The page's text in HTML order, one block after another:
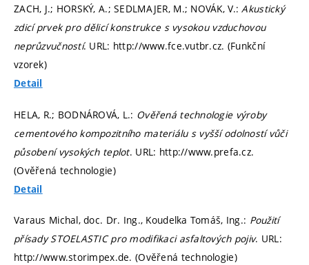
ZACH, J.; HORSKÝ, A.; SEDLMAJER, M.; NOVÁK, V.:Akustický
zdicí prvek pro dělicí konstrukce s vysokou vzduchovou
neprůzvučností. URL: http://www.fce.vutbr.cz. (Funkční
vzorek)
Detail
HELA, R.; BODNÁROVÁ, L.: Ověřená technologie výroby
cementového kompozitního materiálu s vyšší odolností vůči
působení vysokých teplot. URL: http://www.prefa.cz.
(Ověřená technologie)
Detail
Varaus Michal, doc. Dr. Ing., Koudelka Tomáš, Ing.: Použití
přísady STOELASTIC pro modifikaci asfaltových pojiv. URL:
http://www.storimpex.de. (Ověřená technologie)